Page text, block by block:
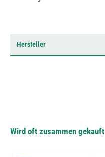
Hersteller
Wird oft zusammen gekauft